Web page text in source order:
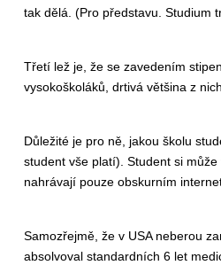
tak dělá. (Pro představu. Studium
Třetí lež je, že se zavedením
vysokoškoláků, drtivá většina z
Důležité je pro ně, jakou školu
student vše platí). Student si
nahrávají pouze obskurním
Samozřejmě, že v USA neberou
absolvoval standardních 6 let